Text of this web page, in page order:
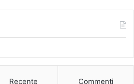
c
u
Recente Commenti